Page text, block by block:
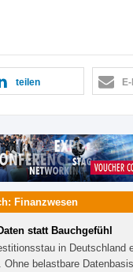
teilen
Finanzwesen
statt Bauchgefühl
in Deutschland
belastbare